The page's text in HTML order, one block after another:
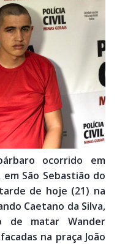
ocorrido em
São Sebastião do
de hoje (21) na
Caetano da Silva,
de matar Wander
na praça João